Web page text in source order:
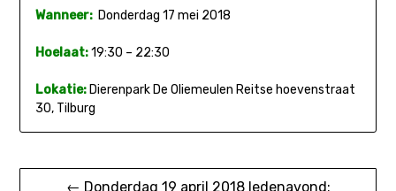
Wanneer:Donderdag 17 mei 2018
Hoelaat:19:30 – 22:30
Lokatie:Dierenpark De Oliemeulen Reitse hoevenstraat
30, Tilburg
Bericht← Donderdag 19 april 2018 ledenavond: